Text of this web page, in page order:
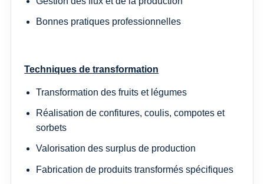
Bonnes pratiques professionnelles
Techniques de transformation
Transformation des fruits et légumes
Réalisation de confitures, coulis, compotes et
sorbets
Valorisation des surplus de production
Fabrication de produits transformés spécifiques